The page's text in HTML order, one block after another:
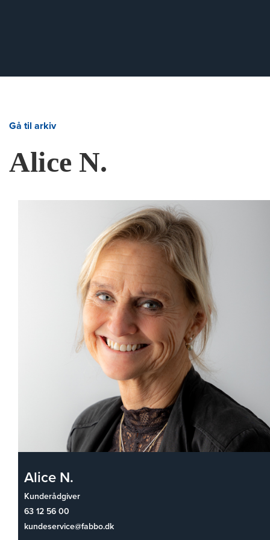
Gå til arkiv
Alice N.
Alice N.
Kunderådgiver
63 12 56 00
kundeservice@fabbo.dk